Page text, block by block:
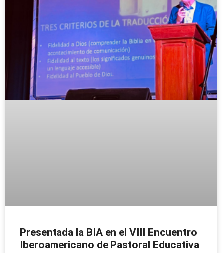
Presentada la BIA en el VIII Encuentro
Iberoamericano de Pastoral Educativa